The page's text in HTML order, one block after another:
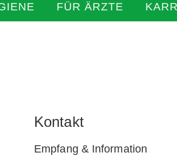
FÜR ÄRZTE
Kontakt
Empfang & Information